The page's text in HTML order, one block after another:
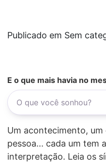
Publicado em Sem
E o que mais havia no
Um acontecimento, um
pessoa... cada um tem
interpretação. Leia os